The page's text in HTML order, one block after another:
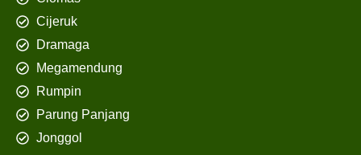
Cijeruk
Dramaga
Megamendung
Rumpin
Parung Panjang
Jonggol